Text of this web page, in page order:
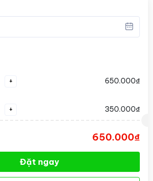
+
650.000₫
+ 350.000₫
650.000₫
Đặt ngay